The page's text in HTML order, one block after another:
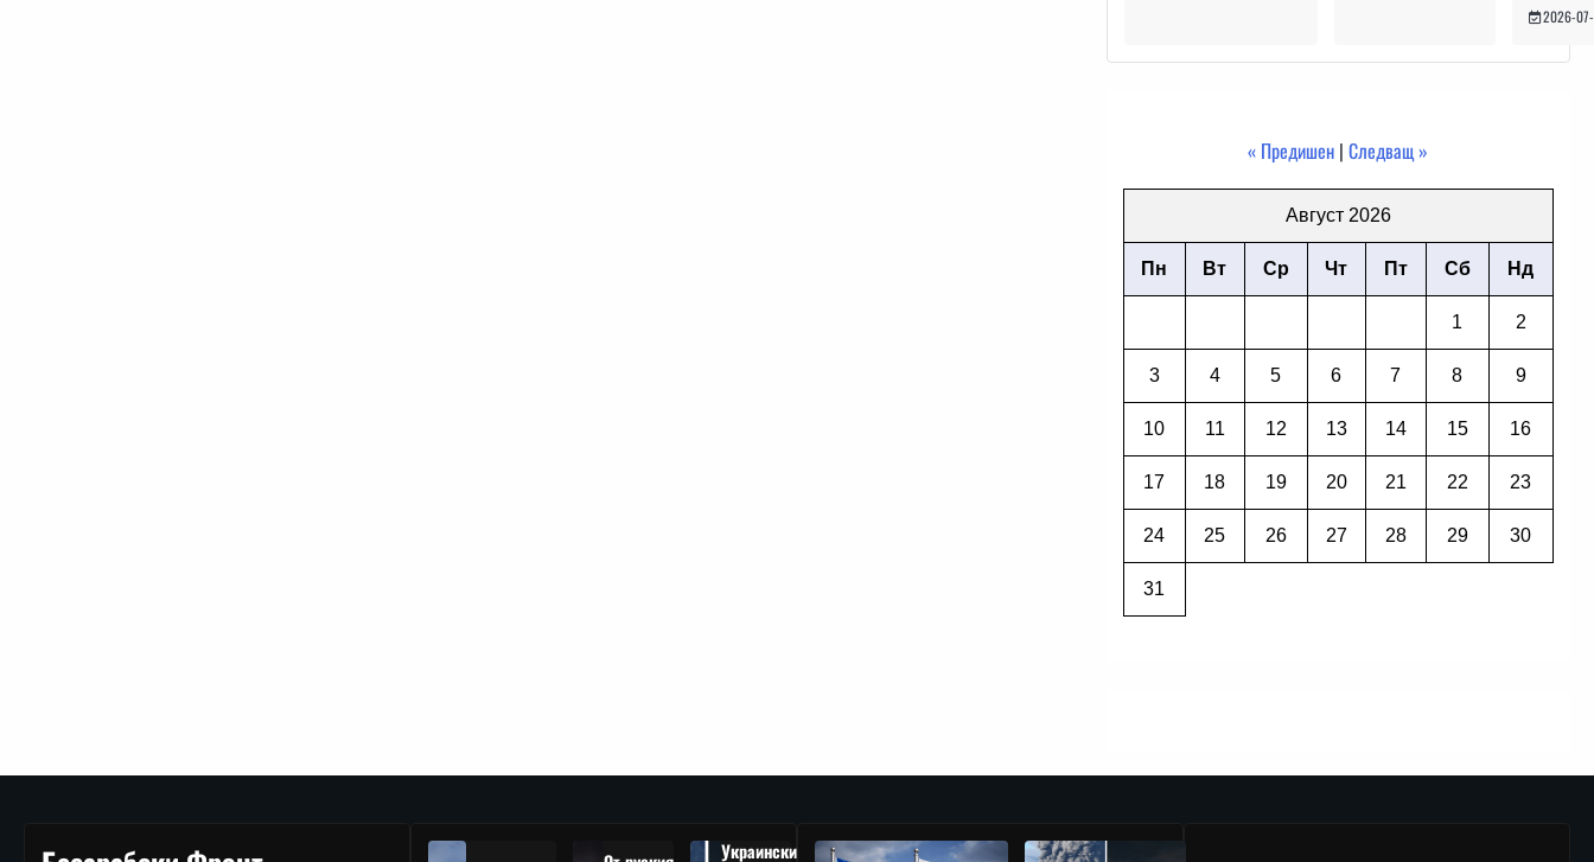
2026-
« Предишен |Следващ »
Август 2026
Пн Вт Ср Чт Пт Сб Нд
1 2
3 4 5 6 7 8 9
10 11 12 13 14 15 16
17 18 19 20 21 22 23
24 25 26 27 28 29 30
31
Украински